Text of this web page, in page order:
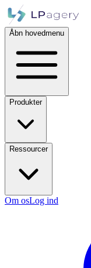
Åbn hovedmenu
Produkter
Ressourcer
Om osLog ind